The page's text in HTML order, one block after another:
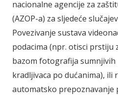
nacionalne agencije za
(AZOP-a) za sljedeće
Povezivanje sustava
podacima (npr. otisci
bazom fotografija sumnjivih
kradljivaca po dućanima), ili
automatsko prepoznavanje